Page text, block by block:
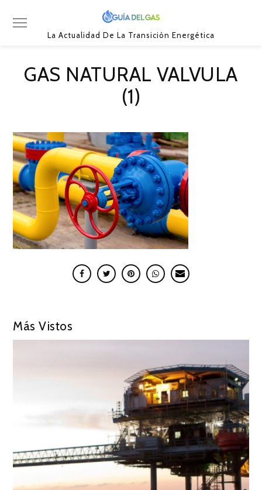
La Actualidad De La Transición Energética
GAS NATURAL VALVULA
(1)
Más Vistos